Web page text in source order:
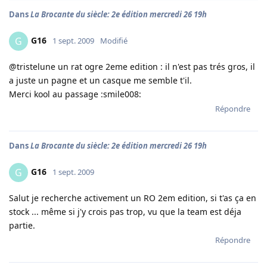
DansLa Brocante du siècle: 2e édition mercredi 26 19h
G G16 1 sept. 2009 Modifié
@tristelune un rat ogre 2eme edition : il n'est pas trés gros, il
a juste un pagne et un casque me semble t'il.
Merci kool au passage :smile008:
Répondre
DansLa Brocante du siècle: 2e édition mercredi 26 19h
G G16 1 sept. 2009
Salut je recherche activement un RO 2em edition, si t'as ça en
stock ... même si j'y crois pas trop, vu que la team est déja
partie.
Répondre